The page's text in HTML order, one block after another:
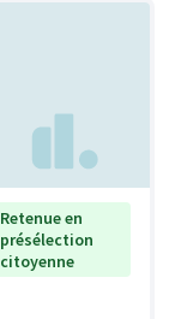
Retenue en
présélection
citoyenne